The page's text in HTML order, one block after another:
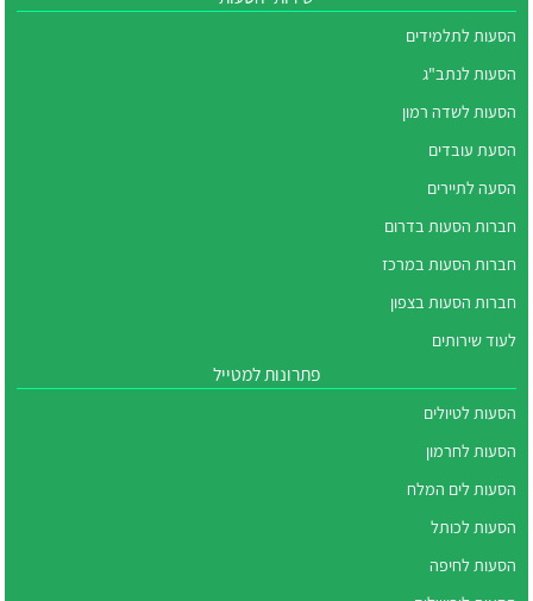
הסעות לתלמידים
הסעות לנתב"ג
הסעות לשדה רמון
הסעת עובדים
הסעה לתיירים
חברות הסעות בדרום
חברות הסעות במרכז
חברות הסעות בצפון
לעוד שירותים
פתרונות למטייל
הסעות לטיולים
הסעות לחרמון
הסעות לים המלח
הסעות לכותל
הסעות לחיפה